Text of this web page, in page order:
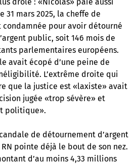
31 mars 2025, la cheffe de
condamnée pour avoir détourné
public, soit 146 mois de
parlementaires européens.
avait écopé d’une peine de
L’extrême droite qui
que la justice est «laxiste» avait
jugée «trop sévère» et
politique».
de détournement d’argent
pointe déjà le bout de son nez.
d’au moins 4,33 millions